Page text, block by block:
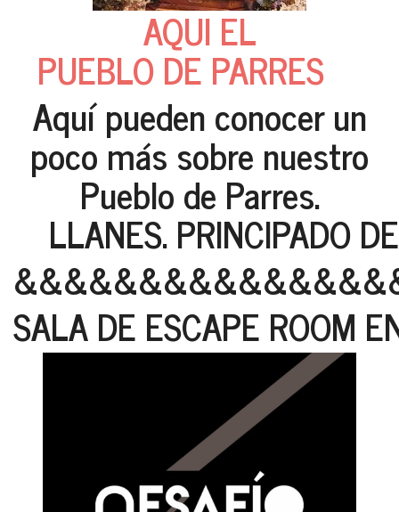
AQUI EL
PUEBLO DE PARRES
Aquí pueden conocer un
poco más sobre nuestro
Pueblo de Parres.
LLANES. PRINCIPADO
SALA DE ESCAPE ROOM